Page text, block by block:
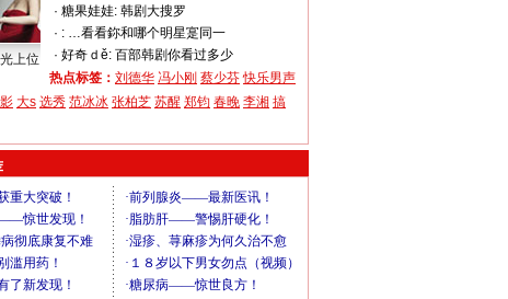
上位
· 糖果娃娃: 韩剧大搜罗
· : …看看鉨和哪个明星寔同一
· 好奇ｄě: 百部韩剧你看过多少
热点标签： 刘德华 冯小刚 蔡少芬 快乐男声
大s 选秀 范冰冰 张柏芝 苏醒 郑钧 春晚 李湘 搞